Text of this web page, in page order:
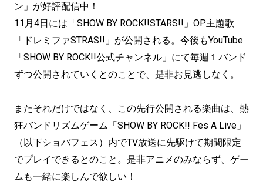
ン」が好評配信中！
11月4日には「SHOW BY ROCK!!STARS!!」OP主題歌
「ドレミファSTRAS!!」が公開される。今後もYouTube
「SHOW BY ROCK!!公式チャンネル」にて毎週１バンド
ずつ公開されていくとのことで、是非お見逃しなく。
またそれだけではなく、この先行公開される楽曲は、熱
狂バンドリズムゲーム「SHOW BY ROCK!! Fes A Live」
（以下ショバフェス）内でTV放送に先駆けて期間限定
でプレイできるとのこと。是非アニメのみならず、ゲー
ムも一緒に楽しんで欲しい！